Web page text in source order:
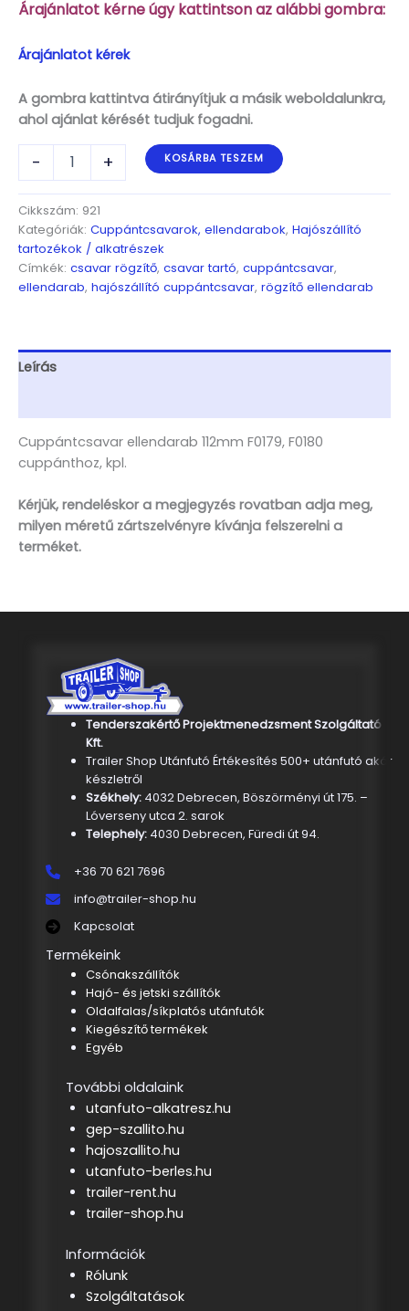
Árajánlatot kérne úgy kattintson az alábbi gombra:
Árajánlatot kérek
A gombra kattintva átirányítjuk a másik weboldalunkra,
ahol ajánlat kérését tudjuk fogadni.
-
Cuppántcsavar
ellendarab
F0179,
F0180
cuppánthoz,
kpl.
mennyiség
+ KOSÁRBA TESZEM
Cikkszám: 921
Kategóriák: Cuppántcsavarok, ellendarabok, Hajószállító
tartozékok / alkatrészek
Címkék: csavar rögzítő, csavar tartó, cuppántcsavar,
ellendarab, hajószállító cuppántcsavar, rögzítő ellendarab
Leírás
Cuppántcsavar ellendarab 112mm F0179, F0180
cuppánthoz, kpl.
Kérjük, rendeléskor a megjegyzés rovatban adja meg,
milyen méretű zártszelvényre kívánja felszerelni a
terméket.
Tenderszakértő Projektmenedzsment Szolgáltató
Kft.
Trailer Shop Utánfutó Értékesítés 500+ utánfutó akár
készletről
Székhely: 4032 Debrecen, Böszörményi út 175. –
Lóverseny utca 2. sarok
Telephely:4030 Debrecen, Füredi út 94.
+36 70 621 7696
info@trailer-shop.hu
Kapcsolat
Termékeink
Csónakszállítók
Hajó- és jetski szállítók
Oldalfalas/síkplatós utánfutók
Kiegészítő termékek
Egyéb
További oldalaink
utanfuto-alkatresz.hu
gep-szallito.hu
hajoszallito.hu
utanfuto-berles.hu
trailer-rent.hu
trailer-shop.hu
Információk
Rólunk
Szolgáltatások